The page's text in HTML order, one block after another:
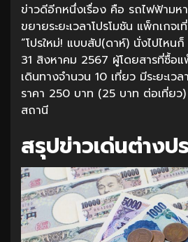
ข่าวดีอีกหนึ่งเรื่อง คือ รถไฟฟ้ามห
ขยายระยะเวลาโปรโมชัน แพ็กเกจ
“โปรใหม่! แบบสัป(ดาห์) นั่งไปไหน
31 สิงหาคม 2567 ผู้โดยสารที่ซื้อแ
เดินทางจำนวน 10 เที่ยว มีระยะเว
ราคา 250 บาท (25 บาท ต่อเที่ยว)
สถานี
สรุปข่าวเด่นต่างป